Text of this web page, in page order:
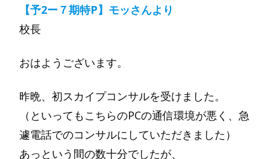
【予2ー７期特P】モッさんより
校長
おはようございます。
昨晩、初スカイプコンサルを受けました。
（といってもこちらのPCの通信環境が悪く、急
遽電話でのコンサルにしていただきました）
あっという間の数十分でしたが、